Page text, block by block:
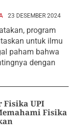
23 DESEMBER 2024
program
untuk ilmu
paham bahwa
dengan
Fisika UPI
Fisika